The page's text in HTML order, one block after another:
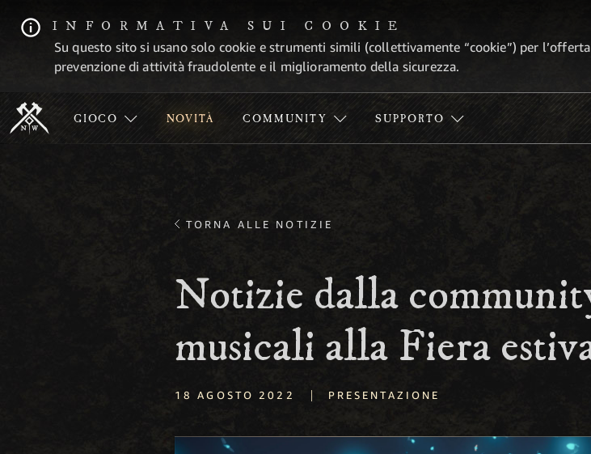
INFORMATIVA SUI COOKIE
Su questo sito si usano solo cookie e strumenti simili (collettivamente “cookie”) per
prevenzione di attività fraudolente e il miglioramento della sicurezza.
GIOCO NOVITÀ COMMUNITY SUPPORTO
TORNA ALLE NOTIZIE
Notizie dalla
musicali alla Fiera
18 AGOSTO 2022 | PRESENTAZIONE